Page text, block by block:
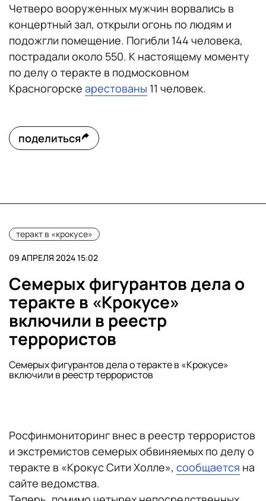
Четверо вооруженных мужчин ворвались в
концертный зал, открыли огонь по людям и
подожгли помещение. Погибли 144 человека,
пострадали около 550. К настоящему моменту
по делу о теракте в подмосковном
Красногорске арестованы 11 человек.
поделиться
теракт в «крокусе»
09 АПРЕЛЯ 2024 15:02
Семерых фигурантов дела о
теракте в «Крокусе»
включили в реестр
террористов
Семерых фигурантов дела о теракте в «Крокусе»
включили в реестр террористов
Росфинмониторинг внес в реестр террористов
и экстремистов семерых обвиняемых по делу о
теракте в «Крокус Сити Холле», сообщается на
сайте ведомства.